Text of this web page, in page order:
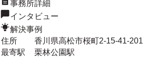
事務所詳細
インタビュー
解決事例
住所
香川県高松市桜町2-15-41-201
最寄駅
栗林公園駅